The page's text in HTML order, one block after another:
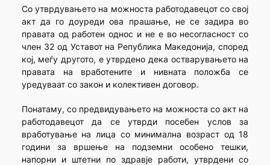
Со утврдувањето на можноста работодавецот со свој
акт да го доуреди ова прашање, не се задира во
правата од работен однос и не е во несогласност со
член 32 од Уставот на Република Македонија, според
кој, меѓу другото, е утврдено дека остварувањето на
правата на вработените и нивната положба се
уредуваат со закон и колективен договор.
Понатаму, со предвидувањето на можноста со акт на
работодавецот да се утврди посебен услов за
вработување на лица со минимална возраст од 18
години за вршење на подземни особено тешки,
напорни и штетни по здравје работи, утврдени со